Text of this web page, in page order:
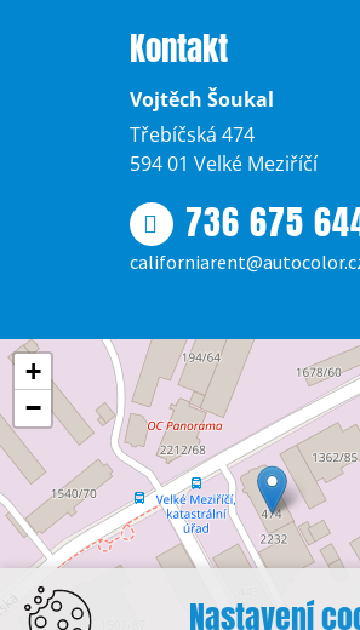
Kontakt
Vojtěch Šoukal
Třebíčská 474
594 01 Velké Meziříčí
736 675
+
−
Nastavení